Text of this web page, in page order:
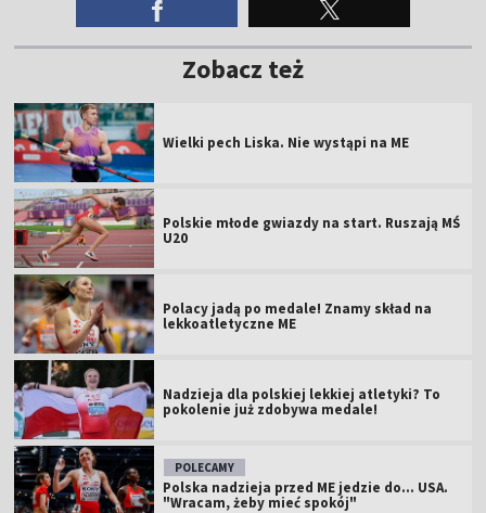
Zobacz też
Wielki pech Liska. Nie wystąpi na ME
Polskie młode gwiazdy na start. Ruszają MŚ
U20
Polacy jadą po medale! Znamy skład na
lekkoatletyczne ME
Nadzieja dla polskiej lekkiej atletyki? To
pokolenie już zdobywa medale!
POLECAMY
Polska nadzieja przed ME jedzie do... USA.
"Wracam, żeby mieć spokój"